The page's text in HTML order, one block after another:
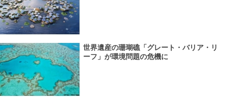
世界遺産の珊瑚礁「グレート・バリア・リ
ーフ」が環境問題の危機に